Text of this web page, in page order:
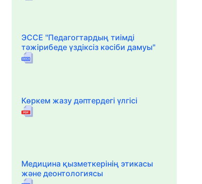
ЭССЕ "Педагогтардың тиімді
тәжірибеде үздіксіз кәсіби дамуы"
Көркем жазу дәптердегі үлгісі
Медицина қызметкерінің этикасы
және деонтологиясы